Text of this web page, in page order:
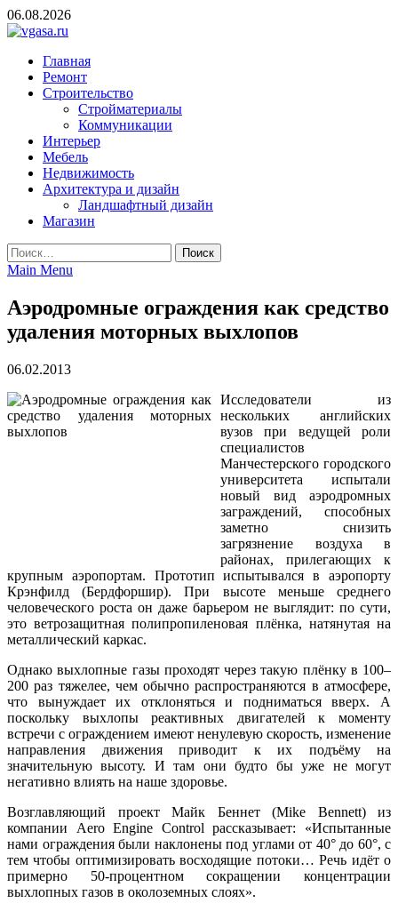
Skip
to
06.08.2026
vgasa.ru
Строительный журнал. Всё о строительстве и ремонтах
Главная
Ремонт
Строительство
Стройматериалы
Коммуникации
Интерьер
Мебель
Недвижимость
Архитектура и дизайн
Ландшафтный дизайн
Магазин
Найти:
Main Menu
Аэродромные ограждения как средство
удаления моторных выхлопов
06.02.2013
Исследователи из
нескольких английских
вузов при ведущей роли
специалистов
Манчестерского городского
университета испытали
новый вид аэродромных
заграждений, способных
заметно снизить
загрязнение воздуха в
районах, прилегающих к
крупным аэропортам. Прототип испытывался в аэропорту
Крэнфилд (Бердфоршир). При высоте меньше среднего
человеческого роста он даже барьером не выглядит: по сути,
это ветрозащитная полипропиленовая плёнка, натянутая на
металлический каркас.
Однако выхлопные газы проходят через такую плёнку в 100–
200 раз тяжелее, чем обычно распространяются в атмосфере,
что вынуждает их отклоняться и подниматься вверх. А
поскольку выхлопы реактивных двигателей к моменту
встречи с ограждением имеют ненулевую скорость, изменение
направления движения приводит к их подъёму на
значительную высоту. И там они будто бы уже не могут
негативно влиять на наше здоровье.
Возглавляющий проект Майк Беннет (Mike Bennett) из
компании Aero Engine Control рассказывает: «Испытанные
нами ограждения были наклонены под углами от 40° до 60°, с
тем чтобы оптимизировать восходящие потоки… Речь идёт о
примерно 50-процентном сокращении концентрации
выхлопных газов в околоземных слоях».